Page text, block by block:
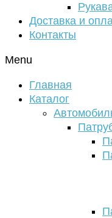
Доставка и
Контакты
Menu
Главная
Каталог